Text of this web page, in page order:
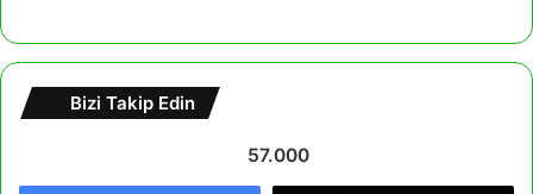
Bizi Takip Edin
57.000